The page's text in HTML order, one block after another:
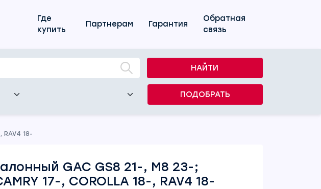
Где
купить
Партнерам Гарантия
Обратная
связь
НАЙТИ
ПОДОБРАТЬ
RAV4 18-
GAC GS8 21-, M8 23-;
17-, COROLLA 18-, RAV4 18-